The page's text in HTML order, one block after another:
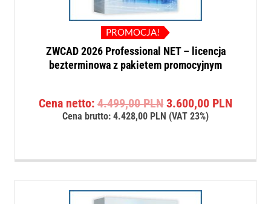
PROMOCJA!
ZWCAD 2026 Professional NET – licencja
bezterminowa z pakietem promocyjnym
Cena netto:4.499,00PLN Pierwotna
cena
3.600,00 PLN
Cena brutto:4.428,00 PLN (VAT 23%)